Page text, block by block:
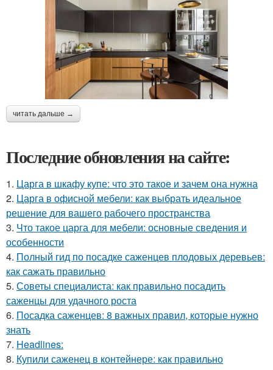
читать дальше →
Последние обновления на сайте:
1. Царга в шкафу купе: что это такое и зачем она нужна
2. Царга в офисной мебели: как выбрать идеальное
решение для вашего рабочего пространства
3. Что такое царга для мебели: основные сведения и
особенности
4. Полный гид по посадке саженцев плодовых деревьев:
как сажать правильно
5. Советы специалиста: как правильно посадить
саженцы для удачного роста
6. Посадка саженцев: 8 важных правил, которые нужно
знать
7. Headlines:
8. Купили саженец в контейнере: как правильно